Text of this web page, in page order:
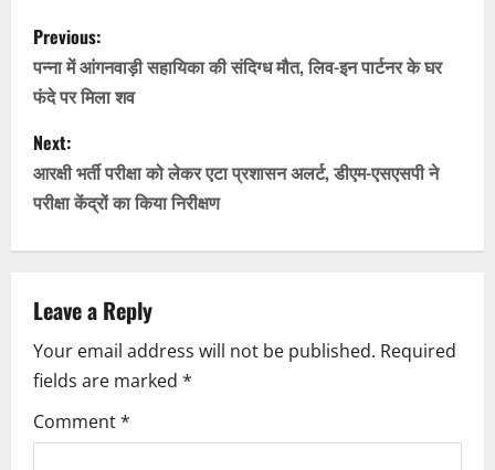
P
o
s
t
n
a
v
i
g
a
Previous:
पन्ना में आंगनवाड़ी सहायिका की संदिग्ध मौत, लिव-इन पार्टनर के घर
फंदे पर मिला शव
Next:
आरक्षी भर्ती परीक्षा को लेकर एटा प्रशासन अलर्ट, डीएम-एसएसपी ने
परीक्षा केंद्रों का किया निरीक्षण
Leave a Reply
Your email address will not be published. Required
fields are marked *
Comment*